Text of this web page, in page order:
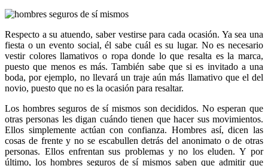
Respecto a su atuendo, saber vestirse para cada ocasión. Ya sea una
fiesta o un evento social, él sabe cuál es su lugar. No es necesario
vestir colores llamativos o ropa donde lo que resalta es la marca,
puesto que menos es más. También sabe que si es invitado a una
boda, por ejemplo, no llevará un traje aún más llamativo que el del
novio, puesto que no es la ocasión para resaltar.
Los hombres seguros de sí mismos son decididos. No esperan que
otras personas les digan cuándo tienen que hacer sus movimientos.
Ellos simplemente actúan con confianza. Hombres así, dicen las
cosas de frente y no se escabullen detrás del anonimato o de otras
personas. Ellos enfrentan sus problemas y no los eluden. Y por
último, los hombres seguros de sí mismos saben que admitir que